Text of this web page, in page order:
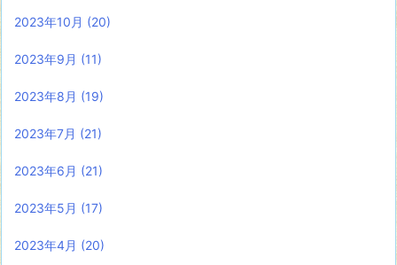
2023年10月 (20)
2023年9月 (11)
2023年8月 (19)
2023年7月 (21)
2023年6月 (21)
2023年5月 (17)
2023年4月 (20)